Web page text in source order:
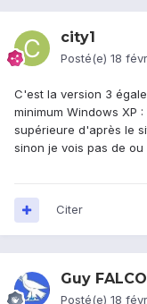
city1
Posté(e) 18
C'est la version 3
minimum Windows XP
supérieure d'après le
sinon je vois pas de
Citer
Guy
Posté(e) 18